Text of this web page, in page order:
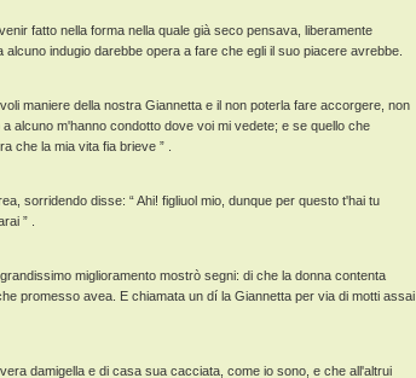
fatto nella forma nella quale già seco pensava, liberamente
indugio darebbe opera a fare che egli il suo piacere avrebbe.
maniere della nostra Giannetta e il non poterla fare accorgere, non
alcuno m'hanno condotto dove voi mi vedete; e se quello che
che la mia vita fia brieve ” .
sorridendo disse: “ Ahi! figliuol mio, dunque per questo t'hai tu
” .
miglioramento mostrò segni: di che la donna contenta
promesso avea. E chiamata un dí la Giannetta per via di motti assai
damigella e di casa sua cacciata, come io sono, e che all'altrui